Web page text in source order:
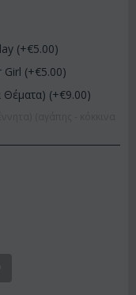
(+€5.00)
Girl (+€5.00)
(+€9.00)